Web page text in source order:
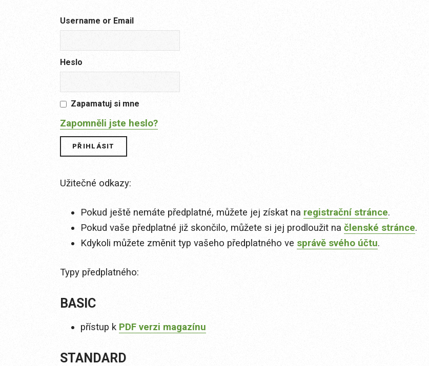
Username or Email
Heslo
Zapamatuj si mne
Zapomněli jste heslo?
Užitečné odkazy:
Pokud ještě nemáte předplatné, můžete jej získat na registrační stránce.
Pokud vaše předplatné již skončilo, můžete si jej prodloužit na členské stránce.
Kdykoli můžete změnit typ vašeho předplatného ve správě svého účtu.
Typy předplatného:
BASIC
přístup k PDF verzi magazínu
STANDARD